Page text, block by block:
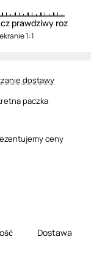
prawdziwy rozmiar
1:1
dostawy
paczka
ceny
Dostawa